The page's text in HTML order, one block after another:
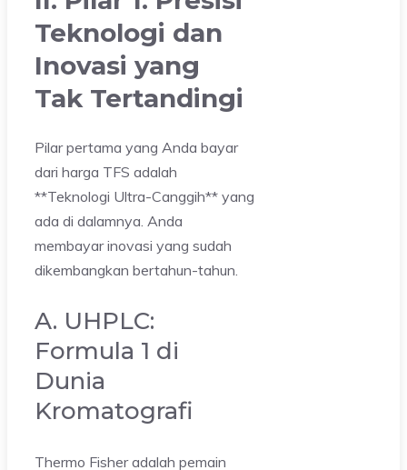
Teknologi dan
Inovasi yang
Tak Tertandingi
Pilar pertama yang Anda bayar
dari harga TFS adalah
**Teknologi Ultra-Canggih** yang
ada di dalamnya. Anda
membayar inovasi yang sudah
dikembangkan bertahun-tahun.
A. UHPLC:
Formula 1 di
Dunia
Kromatografi
Thermo Fisher adalah pemain